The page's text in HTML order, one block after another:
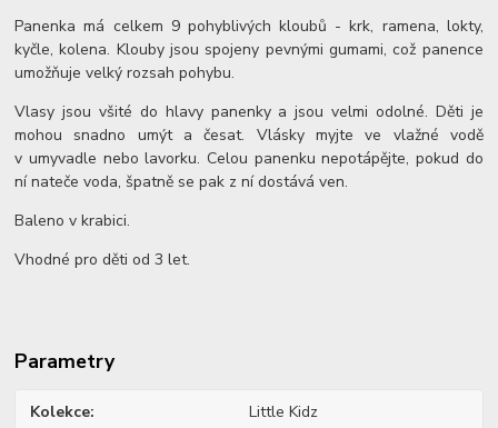
Panenka má celkem 9 pohyblivých kloubů - krk, ramena, lokty,
kyčle, kolena. Klouby jsou spojeny pevnými gumami, což panence
umožňuje velký rozsah pohybu.
Vlasy jsou všité do hlavy panenky a jsou velmi odolné. Děti je
mohou snadno umýt a česat. Vlásky myjte ve vlažné vodě
v umyvadle nebo lavorku. Celou panenku nepotápějte, pokud do
ní nateče voda, špatně se pak z ní dostává ven.
Baleno v krabici.
Vhodné pro děti od 3 let.
Parametry
Kolekce Little Kidz